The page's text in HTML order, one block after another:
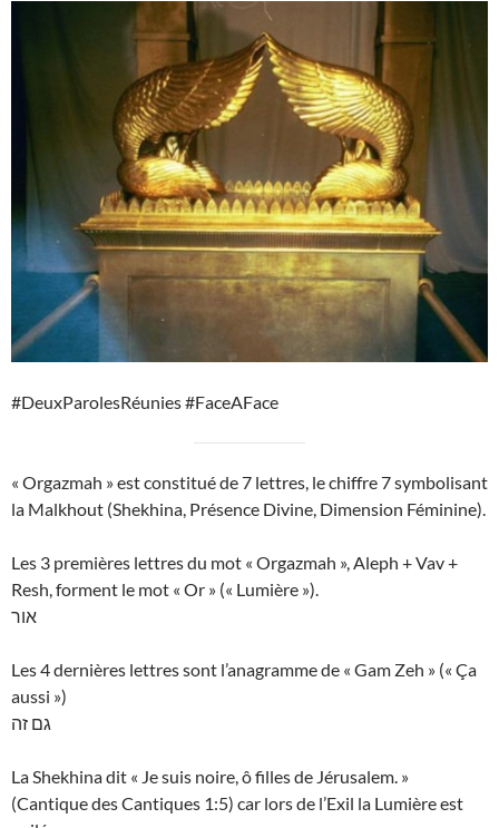
#DeuxParolesRéunies #FaceAFace
« Orgazmah » est constitué de 7 lettres, le chiffre 7 symbolisant
la Malkhout (Shekhina, Présence Divine, Dimension Féminine).
Les 3 premières lettres du mot « Orgazmah », Aleph + Vav +
Resh, forment le mot « Or » (« Lumière »).
אור
Les 4 dernières lettres sont l’anagramme de « Gam Zeh » (« Ça
aussi »)
גם זה
La Shekhina dit « Je suis noire, ô filles de Jérusalem. »
(Cantique des Cantiques 1:5) car lors de l’Exil la Lumière est